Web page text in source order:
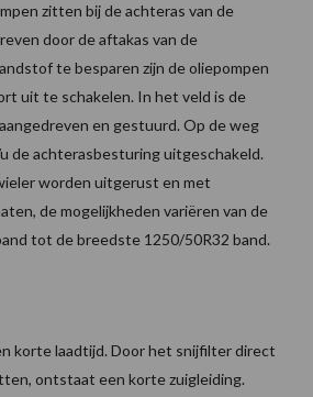
zitten bij de achteras van de
door de aftakas van de
te besparen zijn de oliepompen
uit te schakelen. In het veld is de
en gestuurd. Op de weg
de achterasbesturing uitgeschakeld.
worden uitgerust en met
de mogelijkheden variëren van de
tot de breedste 1250/50R32 band.
korte laadtijd. Door het snijfilter direct
ontstaat een korte zuigleiding.